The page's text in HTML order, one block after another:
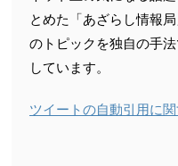
とめた「あざらし情報
のトピックを独自の手
しています。
ツイートの自動引用に